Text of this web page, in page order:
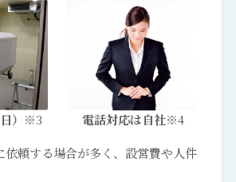
） ※3 電話対応は自社※4
依頼する場合が多く、設営費や人件